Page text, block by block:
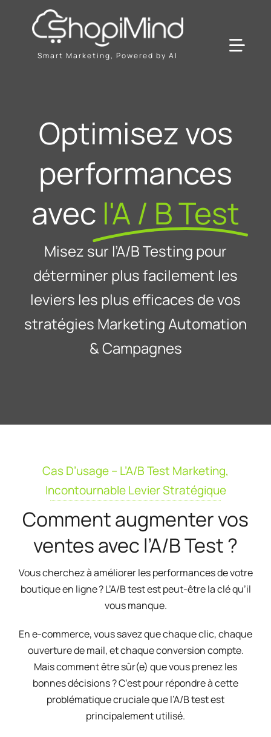
contenu
Smart Marketing, Powered by AI
Ressources & Partenaires
Optimisez vos
performances
avec l'A / B Test
Misez sur l’A/B Testing pour
déterminer plus facilement les
leviers les plus efficaces de vos
stratégies Marketing Automation
& Campagnes
Cas D’usage – L’A/B Test Marketing,
Incontournable Levier Stratégique
Comment augmenter vos
ventes avec l’A/B Test ?
Vous cherchez à améliorer les performances de votre
boutique en ligne ? L’A/B test est peut-être la clé qu’il
vous manque.
En e-commerce, vous savez que chaque clic, chaque
ouverture de mail, et chaque conversion compte.
Mais comment être sûr(e) que vous prenez les
bonnes décisions ? C’est pour répondre à cette
problématique cruciale que l’A/B test est
principalement utilisé.